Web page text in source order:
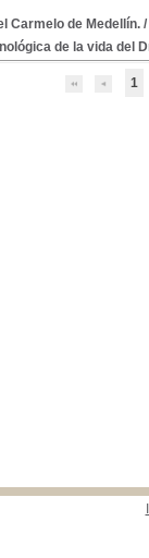
Carmelo de Medellín. /
de la vida del
1